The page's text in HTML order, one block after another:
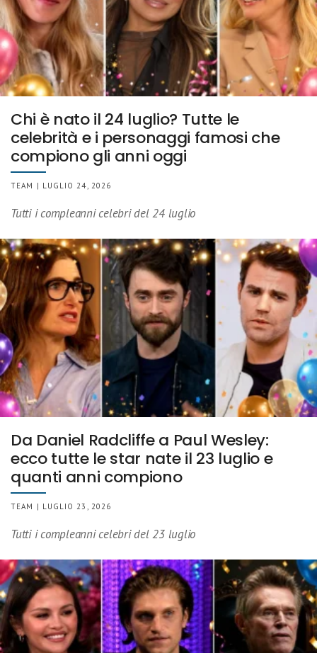
Chi è nato il 24 luglio? Tutte le
celebrità e i personaggi famosi che
compiono gli anni oggi
TEAM | LUGLIO 24, 2026
Tutti i compleanni celebri del 24 luglio
Da Daniel Radcliffe a Paul Wesley:
ecco tutte le star nate il 23 luglio e
quanti anni compiono
TEAM | LUGLIO 23, 2026
Tutti i compleanni celebri del 23 luglio